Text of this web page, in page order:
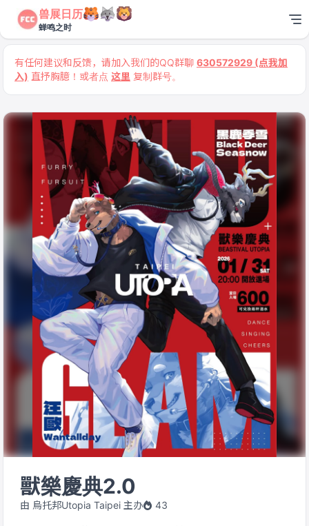
兽展日历
蝉鸣之时
有任何建议和反馈，请加入我们的QQ群聊 630572929 (点我加
入) 直抒胸臆！或者点 这里 复制群号。
獸樂慶典2.0
由 烏托邦Utopia Taipei 主办 43